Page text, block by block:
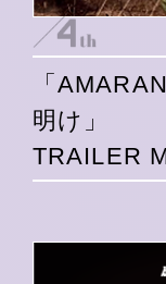
「
明け」
TRAILER